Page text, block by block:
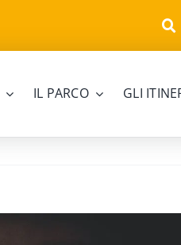
IL PARCO GLI